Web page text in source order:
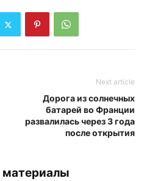
Next article
Дорога из солнечных
батарей во Франции
развалилась через 3 года
после открытия